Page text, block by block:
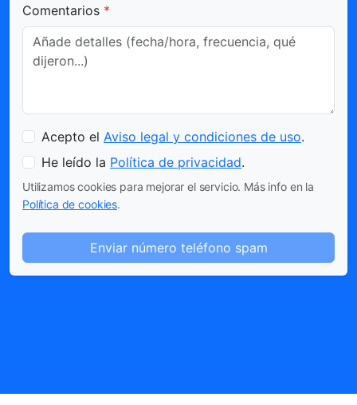
Comentarios *
Acepto el Aviso legal y condiciones de uso.
He leído la Política de privacidad.
Utilizamos cookies para mejorar el servicio. Más info en la
Política de cookies.
Enviar número teléfono spam